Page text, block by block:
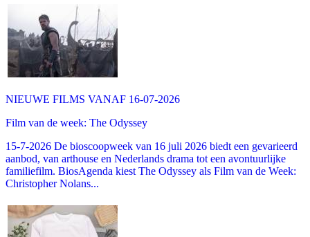
NIEUWE FILMS VANAF 16-07-2026
Film van de week: The Odyssey
15-7-2026 De bioscoopweek van 16 juli 2026 biedt een gevarieerd
aanbod, van arthouse en Nederlands drama tot een avontuurlijke
familiefilm. BiosAgenda kiest The Odyssey als Film van de Week:
Christopher Nolans...